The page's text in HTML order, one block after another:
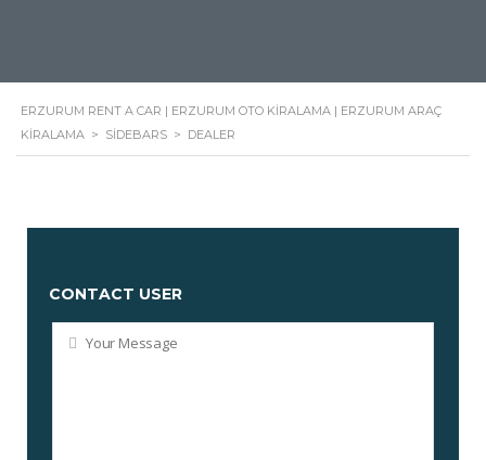
ERZURUM RENT A CAR | ERZURUM OTO KIRALAMA | ERZURUM ARAÇ
KIRALAMA > SIDEBARS > DEALER
CONTACT USER